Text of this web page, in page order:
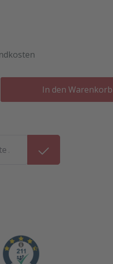
Produkt Anzahl:
In den Warenkorb